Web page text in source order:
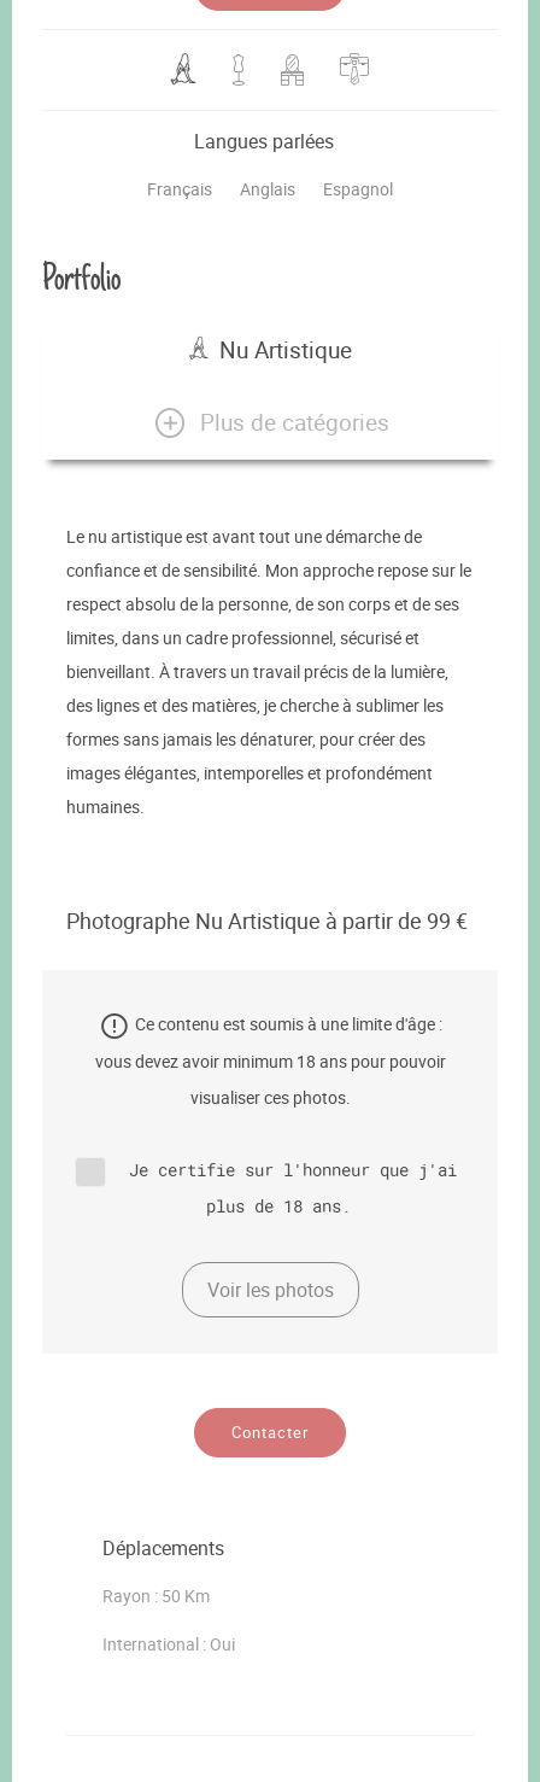
Langues parlées
Français Anglais Espagnol
Portfolio
Nu Artistique
Plus de catégories
Le nu artistique est avant tout une démarche de
confiance et de sensibilité. Mon approche repose sur le
respect absolu de la personne, de son corps et de ses
limites, dans un cadre professionnel, sécurisé et
bienveillant. À travers un travail précis de la lumière,
des lignes et des matières, je cherche à sublimer les
formes sans jamais les dénaturer, pour créer des
images élégantes, intemporelles et profondément
humaines.
Photographe Nu Artistique à partir de 99 €
Ce contenu est soumis à une limite d'âge :
vous devez avoir minimum 18 ans pour pouvoir
visualiser ces photos.
Je certifie sur l'honneur que j'ai
plus de 18 ans.
Voir les photos
Contacter
Déplacements
Rayon : 50 Km
International : Oui